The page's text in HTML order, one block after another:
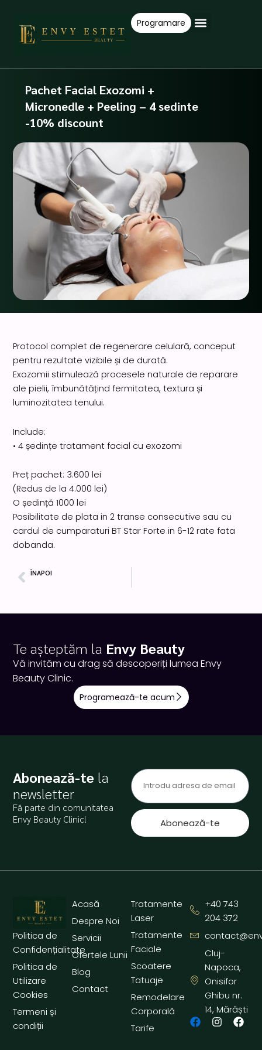
content
Programare
Pachet Facial Exozomi +
Micronedle + Peeling – 4 sedinte
-10% discount
Protocol complet de regenerare celulară, conceput
pentru rezultate vizibile și de durată.
Exozomii stimulează procesele naturale de reparare
ale pielii, îmbunătățind fermitatea, textura și
luminozitatea tenului.
Include:
• 4 ședințe tratament facial cu exozomi
Preț pachet: 3.600 lei
(Redus de la 4.000 lei)
O ședință 1000 lei
Posibilitate de plata in 2 transe consecutive sau cu
cardul de cumparaturi BT Star Forte in 6-12 rate fata
dobanda.
Prev
ÎNAPOI
Te așteptăm la Envy Beauty
Vă invităm cu drag să descoperiți lumea Envy
Beauty Clinic.
Programează-te acum
Abonează-te la
newsletter
Fă parte din comunitatea
Envy Beauty Clinic!
Abonează-te
Politica de
Confidențialitate
Politica de
Utilizare
Cookies
Termeni și
condiții
Acasă
Despre Noi
Servicii
Ofertele Lunii
Blog
Contact
Tratamente
Laser
Tratamente
Faciale
Scoatere
Tatuaje
Remodelare
Corporală
Tarife
+40 743
204 372
Cluj-
Napoca,
Onisifor
Ghibu nr.
14, Mărăști
F
a
I
F
a